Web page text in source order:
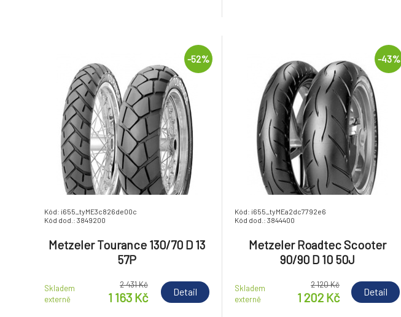
-52%
Kód: i655_tyME3c826de00c
Kód dod.: 3849200
Metzeler Tourance 130/70 D 13
57P
Skladem
externě
2 431 Kč
1 163 Kč Detail
-43%
Kód: i655_tyMEa2dc7792e6
Kód dod.: 3844400
Metzeler Roadtec Scooter
90/90 D 10 50J
Skladem
externě
2 120 Kč
1 202 Kč Detail